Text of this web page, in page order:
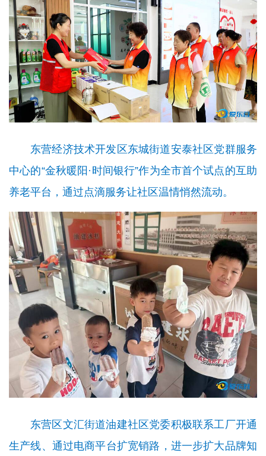
东营经济技术开发区东城街道安泰社区党群服务
中心的“金秋暖阳·时间银行”作为全市首个试点的互助
养老平台，通过点滴服务让社区温情悄然流动。
东营区文汇街道油建社区党委积极联系工厂开通
生产线、通过电商平台扩宽销路，进一步扩大品牌知